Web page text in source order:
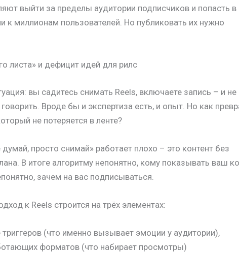
выйти за пределы аудитории подписчиков и попасть в
к миллионам пользователей. Но публиковать их нужно
листа» и дефицит идей для рилс
вы садитесь снимать Reels, включаете запись – и не
Вроде бы и экспертиза есть, и опыт. Но как
не потеряется в ленте?
просто снимай» работает плохо – это контент без
В итоге алгоритму непонятно, кому показывать ваш
зачем на вас подписываться.
к Reels строится на трёх элементах:
(что именно вызывает эмоции у аудитории),
форматов (что набирает просмотры)